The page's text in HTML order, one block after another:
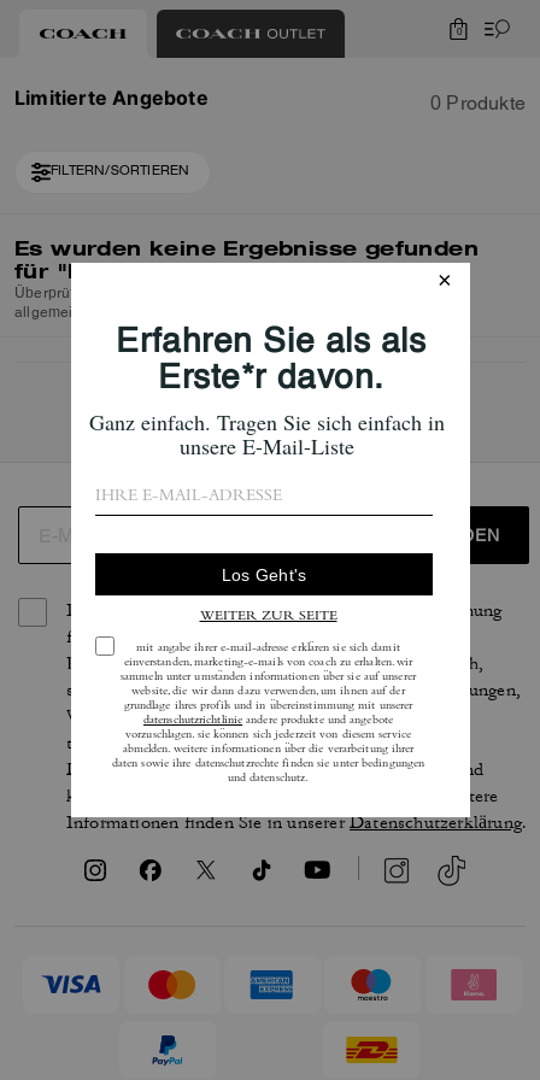
0
Limitierte Angebote 0 Produkte
FILTERN/SORTIEREN
Es wurden keine Ergebnisse gefunden
für "Limitierte Angebote"
Überprüfen Sie die Rechtschreibung oder verwenden Sie einen
allgemeineren Suchbegriff und versuchen Sie es erneut.
ANMELDEN
Indem Sie sich anmelden, erteilen Sie Ihre Zustimmung
für den Erhalt von E-Mails über die neuesten
Kollektionen, Angebote und Neuigkeiten von Coach,
sowie Informationen darüber, wie Sie an Veranstaltungen,
Wettbewerben oder Werbekampagnen von Coach
teilnehmen können. Im Rahmen der geltenden
Datenschutzgesetze haben Sie bestimmte Rechte und
können Ihre Einwilligung jederzeit widerrufen. Weitere
Informationen finden Sie in unsererDatenschutzerklärung.